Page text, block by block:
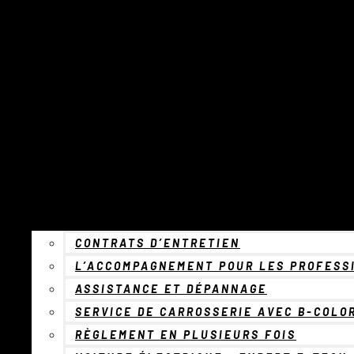
CONTRATS D’ENTRETIEN
L’ACCOMPAGNEMENT POUR LES
ASSISTANCE ET DÉPANNAGE
SERVICE DE CARROSSERIE AVEC B-
RÈGLEMENT EN PLUSIEURS FOIS